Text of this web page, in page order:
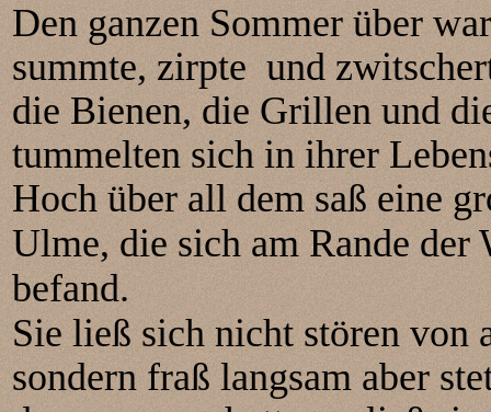
Den ganzen Sommer über
summte, zirpte und
die Bienen, die Grillen und
tummelten sich in ihrer
Hoch über all dem saß eine
Ulme, die sich am Rande der
befand.
Sie ließ sich nicht stören von
sondern fraß langsam aber